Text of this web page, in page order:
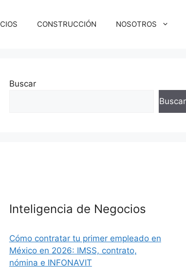
CONSTRUCCIÓN NOSOTROS
Buscar
Buscar
Inteligencia de Negocios
Cómo contratar tu primer empleado en
México en 2026: IMSS, contrato,
nómina e INFONAVIT